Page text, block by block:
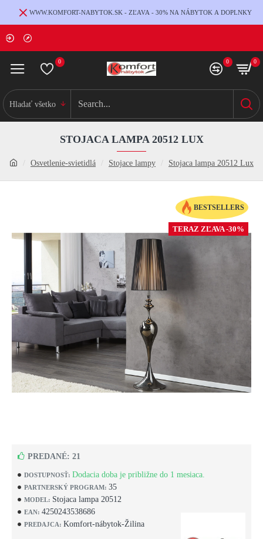
WWW.KOMFORT-NABYTOK.SK - ZĽAVA - 30% NA NÁBYTOK A DOPLNKY
0 0 0
Hladať všetko
Osvetlenie-svietidlá Stojace lampy Stojaca lampa 20512 Lux
STOJACA LAMPA 20512 LUX
BESTSELLERS
TERAZ ZĽAVA -30%
DOSTUPNOSŤ: Dodacia doba je približne do 1 mesiaca.
PARTNERSKÝ PROGRAM: 35
MODEL: Stojaca lampa 20512
EAN: 4250243538686
PREDAJCA: Komfort-nábytok-Žilina
PREDANÉ: 21